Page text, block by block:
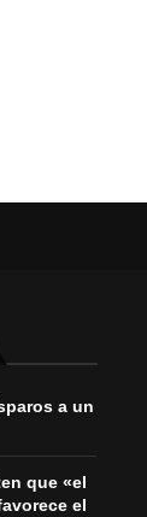
a un
que «el
el